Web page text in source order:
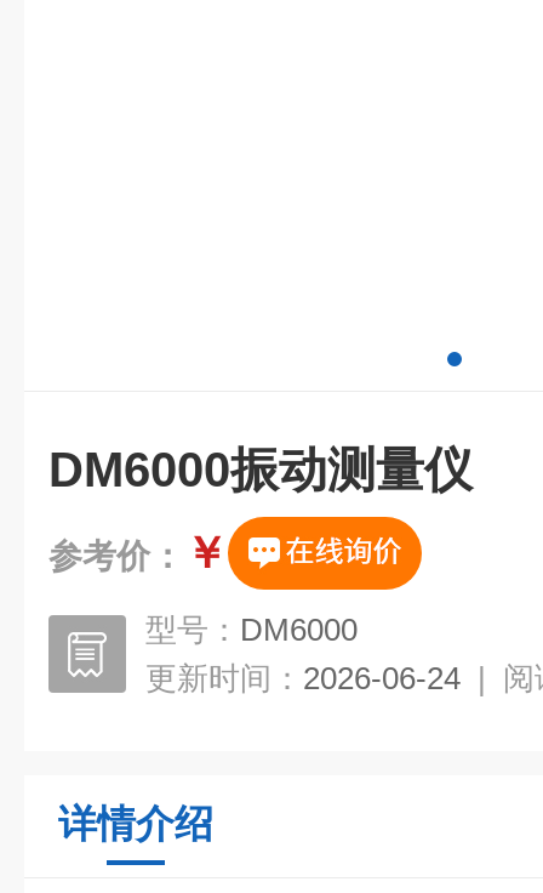
DM6000振动测量仪
参考价： ￥
型号： DM6000
更新时间： 2026-06-24 | 阅
详情介绍